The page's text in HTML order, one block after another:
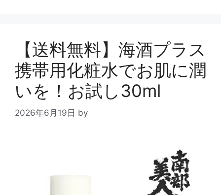
【送料無料】海酒プラス
携帯用化粧水でお肌に潤
いを！お試し30ml
2026年6月19日 by